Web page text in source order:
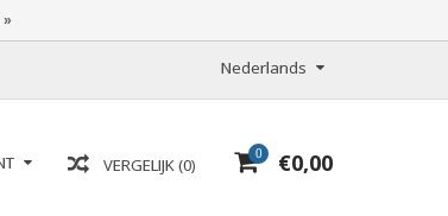
Nederlands
0 €0,00
VERGELIJK (0)
»